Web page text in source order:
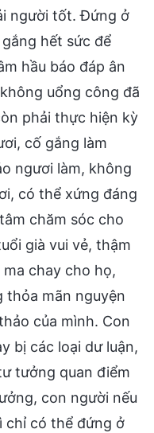
người tốt. Đứng ở
hết sức để
hầu báo đáp ân
uổng công đã
phải thực hiện kỳ
cố gắng làm
ngươi làm, không
có thể xứng đáng
chăm sóc cho
già vui vẻ, thậm
chay cho họ,
thỏa mãn nguyện
của mình. Con
bị các loại dư luận,
tưởng quan điểm
con người nếu
chỉ có thể đứng ở